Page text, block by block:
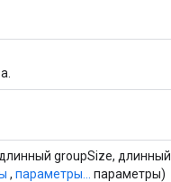
groupSize, длинный
, параметры...
параметры)